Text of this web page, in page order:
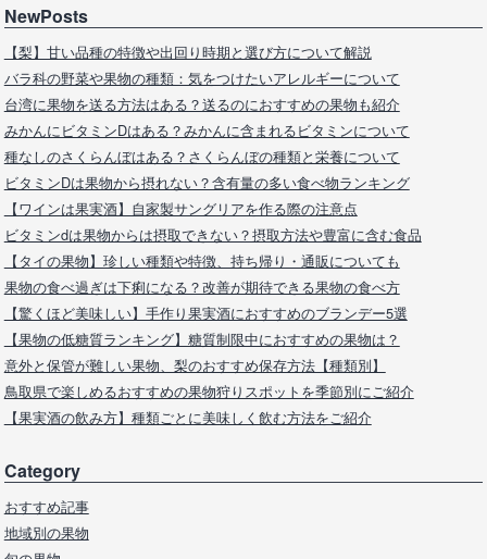
NewPosts
【梨】甘い品種の特徴や出回り時期と選び方について解説
バラ科の野菜や果物の種類：気をつけたいアレルギーについて
台湾に果物を送る方法はある？送るのにおすすめの果物も紹介
みかんにビタミンDはある？みかんに含まれるビタミンについて
種なしのさくらんぼはある？さくらんぼの種類と栄養について
ビタミンDは果物から摂れない？含有量の多い食べ物ランキング
【ワインは果実酒】自家製サングリアを作る際の注意点
ビタミンdは果物からは摂取できない？摂取方法や豊富に含む食品
【タイの果物】珍しい種類や特徴、持ち帰り・通販についても
果物の食べ過ぎは下痢になる？改善が期待できる果物の食べ方
【驚くほど美味しい】手作り果実酒におすすめのブランデー5選
【果物の低糖質ランキング】糖質制限中におすすめの果物は？
意外と保管が難しい果物、梨のおすすめ保存方法【種類別】
鳥取県で楽しめるおすすめの果物狩りスポットを季節別にご紹介
【果実酒の飲み方】種類ごとに美味しく飲む方法をご紹介
Category
おすすめ記事
地域別の果物